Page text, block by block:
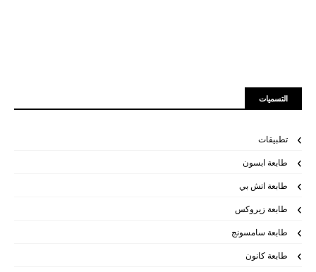
التسميات
تطبيقات
طابعة ابسون
طابعة اتش بي
طابعة زيروكس
طابعة سامسونج
طابعة كانون